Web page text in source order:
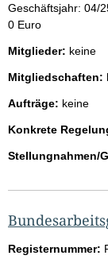
Geschäftsjahr: 04/
0 Euro
Mitglieder: keine
Mitgliedschaften:
Aufträge: keine
Konkrete
Stellungnahmen/
Registernummer: